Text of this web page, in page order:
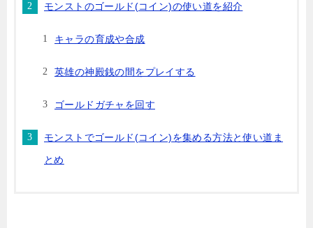
モンストのゴールド(コイン)の使い道を紹介
キャラの育成や合成
英雄の神殿銭の間をプレイする
ゴールドガチャを回す
モンストでゴールド(コイン)を集める方法と使い道ま
とめ